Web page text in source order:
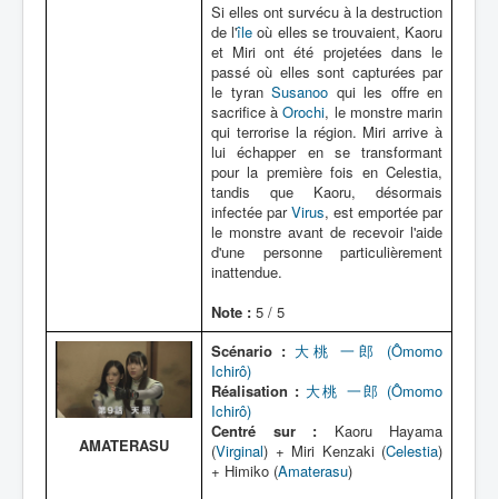
Si elles ont survécu à la destruction
de l'île où elles se trouvaient, Kaoru
et Miri ont été projetées dans le
passé où elles sont capturées par
le tyran Susanoo qui les offre en
sacrifice àOrochi, le monstre marin
qui terrorise la région. Miri arrive à
lui échapper en se transformant
pour la première fois en Celestia,
tandis que Kaoru, désormais
infectée parVirus, est emportée par
le monstre avant de recevoir l'aide
d'une personne particulièrement
inattendue.
Note : 5 / 5
AMATERASU
Scénario : 大桃 一郎 (Ômomo
Ichirô)
Réalisation : 大桃 一郎 (Ômomo
Ichirô)
Centré sur : Kaoru Hayama
(Virginal) + Miri Kenzaki (Celestia)
+ Himiko (Amaterasu)